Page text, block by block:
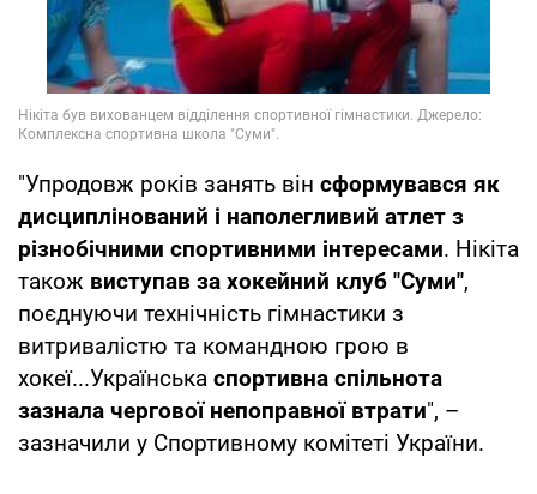
"Упродовж років занять він сформувався як
дисциплінований і наполегливий атлет з
різнобічними спортивними інтересами. Нікіта
також виступав за хокейний клуб "Суми",
поєднуючи технічність гімнастики з
витривалістю та командною грою в
хокеї...Українська спортивна спільнота
зазнала чергової непоправної втрати", –
зазначили у Спортивному комітеті України.